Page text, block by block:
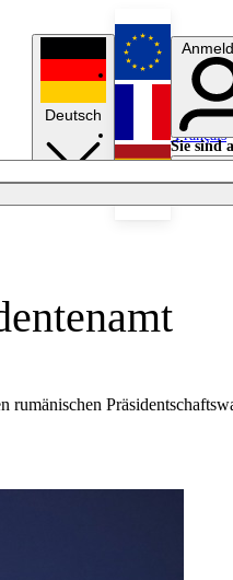
Deutsch
English
Français
Sie sind
Licht aus